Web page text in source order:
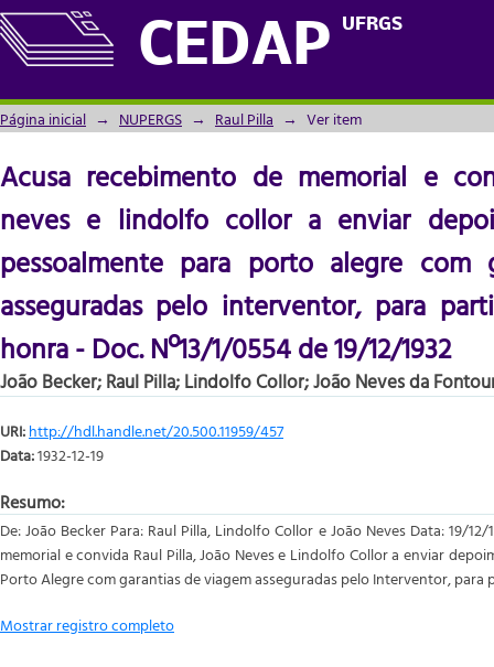
CEDAP UFRGS
Acusa recebimento de memorial e
depoimento ou seguirem
19/12/1932
Página inicial → NUPERGS → Raul Pilla → Ver item
Acusa recebimento de memorial e
neves e lindolfo collor a enviar
pessoalmente para porto alegre com
asseguradas pelo interventor, para
honra - Doc. Nº13/1/0554 de 19/12/1932
João Becker; Raul Pilla; Lindolfo Collor;João Neves da
URI:http://hdl.handle.net/20.500.11959/457
Data:1932-12-19
Resumo:
De: João Becker Para: Raul Pilla, Lindolfo Collor e João Neves Data: 19/
memorial e convida Raul Pilla, João Neves e Lindolfo Collor a enviar
Porto Alegre com garantias de viagem asseguradas pelo Interventor, para
Mostrar registro completo